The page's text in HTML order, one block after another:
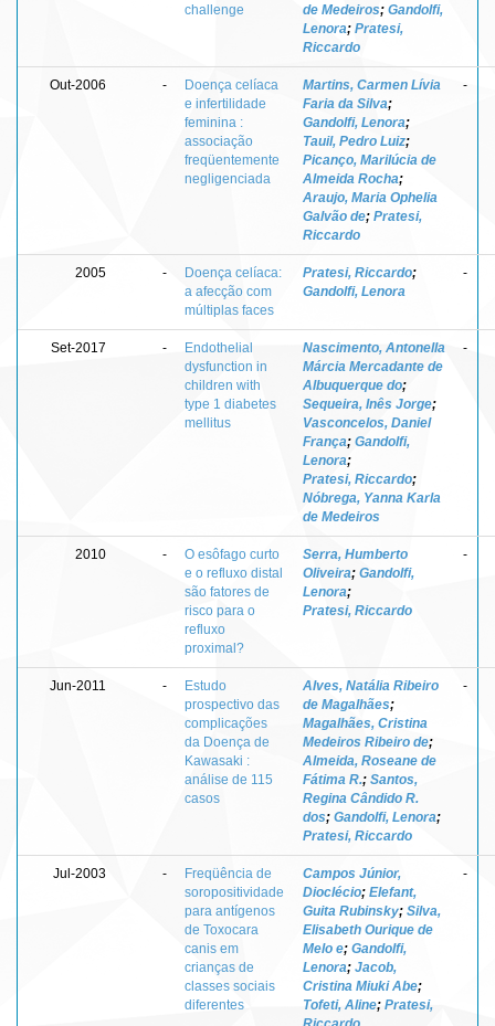
challenge
de Medeiros; Gandolfi,
Lenora; Pratesi,
Riccardo
Out-2006 -
Doença celíaca
e infertilidade
feminina :
associação
freqüentemente
negligenciada
Martins, Carmen Lívia
Faria da Silva;
Gandolfi, Lenora;
Tauil, Pedro Luiz;
Picanço, Marilúcia de
Almeida Rocha;
Araujo, Maria Ophelia
Galvão de; Pratesi,
Riccardo
-
2005 -
Doença celíaca:
a afecção com
múltiplas faces
Pratesi, Riccardo;
Gandolfi, Lenora
-
Set-2017 -
Endothelial
dysfunction in
children with
type 1 diabetes
mellitus
Nascimento, Antonella
Márcia Mercadante de
Albuquerque do;
Sequeira, Inês Jorge;
Vasconcelos, Daniel
França; Gandolfi,
Lenora;
Pratesi, Riccardo;
Nóbrega, Yanna Karla
de Medeiros
-
2010 -
O esôfago curto
e o refluxo distal
são fatores de
risco para o
refluxo
proximal?
Serra, Humberto
Oliveira; Gandolfi,
Lenora;
Pratesi, Riccardo
-
Jun-2011 -
Estudo
prospectivo das
complicações
da Doença de
Kawasaki :
análise de 115
casos
Alves, Natália Ribeiro
de Magalhães;
Magalhães, Cristina
Medeiros Ribeiro de;
Almeida, Roseane de
Fátima R.; Santos,
Regina Cândido R.
dos; Gandolfi, Lenora;
Pratesi, Riccardo
-
Jul-2003 -
Freqüência de
soropositividade
para antígenos
de Toxocara
canis em
crianças de
classes sociais
diferentes
Campos Júnior,
Dioclécio; Elefant,
Guita Rubinsky; Silva,
Elisabeth Ourique de
Melo e; Gandolfi,
Lenora; Jacob,
Cristina Miuki Abe;
Tofeti, Aline; Pratesi,
-